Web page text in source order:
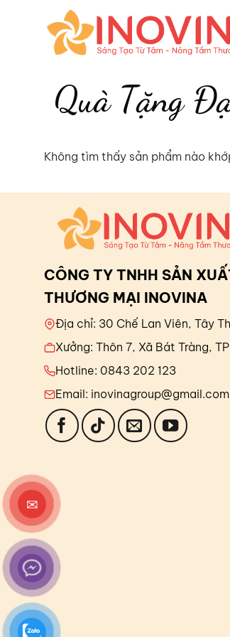
Quà Tặng
Không tìm thấy sản phẩm nào
CÔNG TY TNHH SẢN
THƯƠNG MẠI INOVINA
Địa chỉ: 30 Chế Lan Viên, Tây
Xưởng: Thôn 7, Xã Bát Tràng,
Hotline: 0843 202 123
Email: inovinagroup@gmail.com
✉